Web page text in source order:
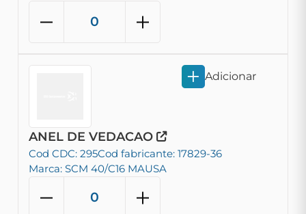
ANEL DE VEDACAO
Cod CDC: 295Cod fabricante: 17829-36
Marca: SCM 40/C16 MAUSA
Adicionar